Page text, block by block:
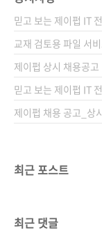
인업을 한층 더 강화시
로 《신경망과 심층학습
닝 교과서》입니다. 원
Network..
믿고 보는 제이펍 IT
교재 검토용 파일 서
제이펍 상시 채용공고
믿고 보는 제이펍 IT
제이펍 채용 공고_상
최근 포스트
최근 댓글